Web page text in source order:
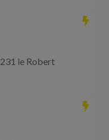
le Robert